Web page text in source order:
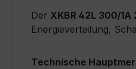
Der XKBR 42L 300/1A
Energieverteilung,
Technische